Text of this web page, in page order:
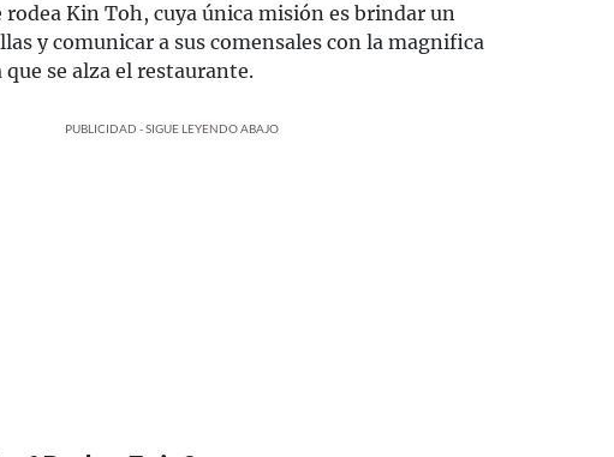
rodea Kin Toh, cuya única misión es brindar un
y comunicar a sus comensales con la magnifica
se alza el restaurante.
PUBLICIDAD - SIGUE LEYENDO ABAJO